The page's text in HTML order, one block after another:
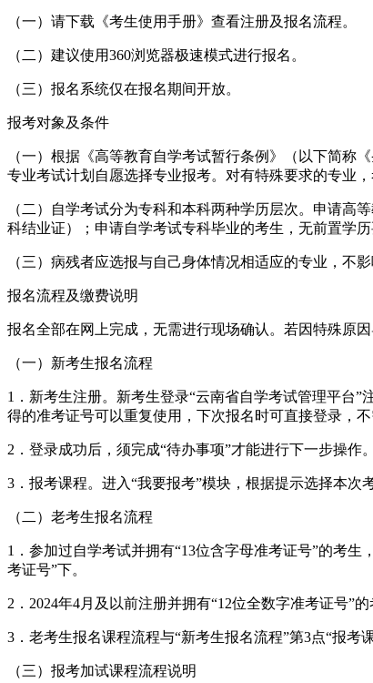
（一）请下载《考生使用手册》查看注册及报名流程。
（二）建议使用360浏览器极速模式进行报名。
（三）报名系统仅在报名期间开放。
报考对象及条件
（一）根据《高等教育自学考试暂行条例》（以下简称
专业考试计划自愿选择专业报考。对有特殊要求的专业，
（二）自学考试分为专科和本科两种学历层次。申请高
科结业证）；申请自学考试专科毕业的考生，无前置学历
（三）病残者应选报与自己身体情况相适应的专业，不影
报名流程及缴费说明
报名全部在网上完成，无需进行现场确认。若因特殊原
（一）新考生报名流程
1．新考生注册。新考生登录“云南省自学考试管理平台
得的准考证号可以重复使用，下次报名时可直接登录，
2．登录成功后，须完成“待办事项”才能进行下一步操作。
3．报考课程。进入“我要报考”模块，根据提示选择本次
（二）老考生报名流程
1．参加过自学考试并拥有“13位含字母准考证号”的考
考证号”下。
2．2024年4月及以前注册并拥有“12位全数字准考证号”
3．老考生报名课程流程与“新考生报名流程”第3点“报考
（三）报考加试课程流程说明